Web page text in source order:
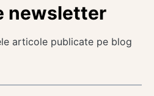
newsletter
articole publicate pe blog